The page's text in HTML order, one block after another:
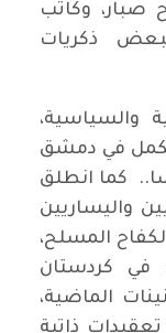
صبار، وكاتب
ذكريات
والسياسية،
في دمشق
كما انطلق
واليساريين
المسلح،
في كردستان
الماضية،
ذاتية